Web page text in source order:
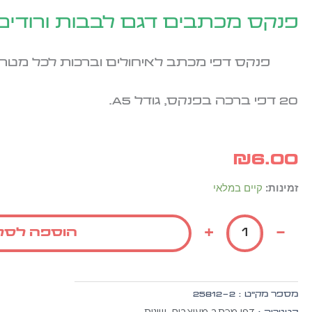
פנקס מכתבים דגם לבבות
פנקס דפי מכתב לאיחולים וברכות לכל
20 דפי ברכה בפנקס, גודל A5.
₪6.00
זמינות: קיים במלאי
-
כמות
פנקס
מכתבים
דגם
+ הוספה
מספר מק״ט : 25812-2